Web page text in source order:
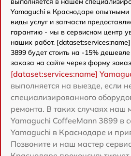
Yamaguchi в Краснодаре
виды услуг и запчасти
гарантию - мы в сервисном центр
наших работ.
3899 будет стоить на -15%
заказа на сайте через форму
[dataset:services:name]
выполняется на выезде, если
специализированного
ремонта. В таких случаях наш
Yamaguchi CoffeeMann 3899 в
Yamaguchi в Краснодаре и
Позвоните и наш мастер